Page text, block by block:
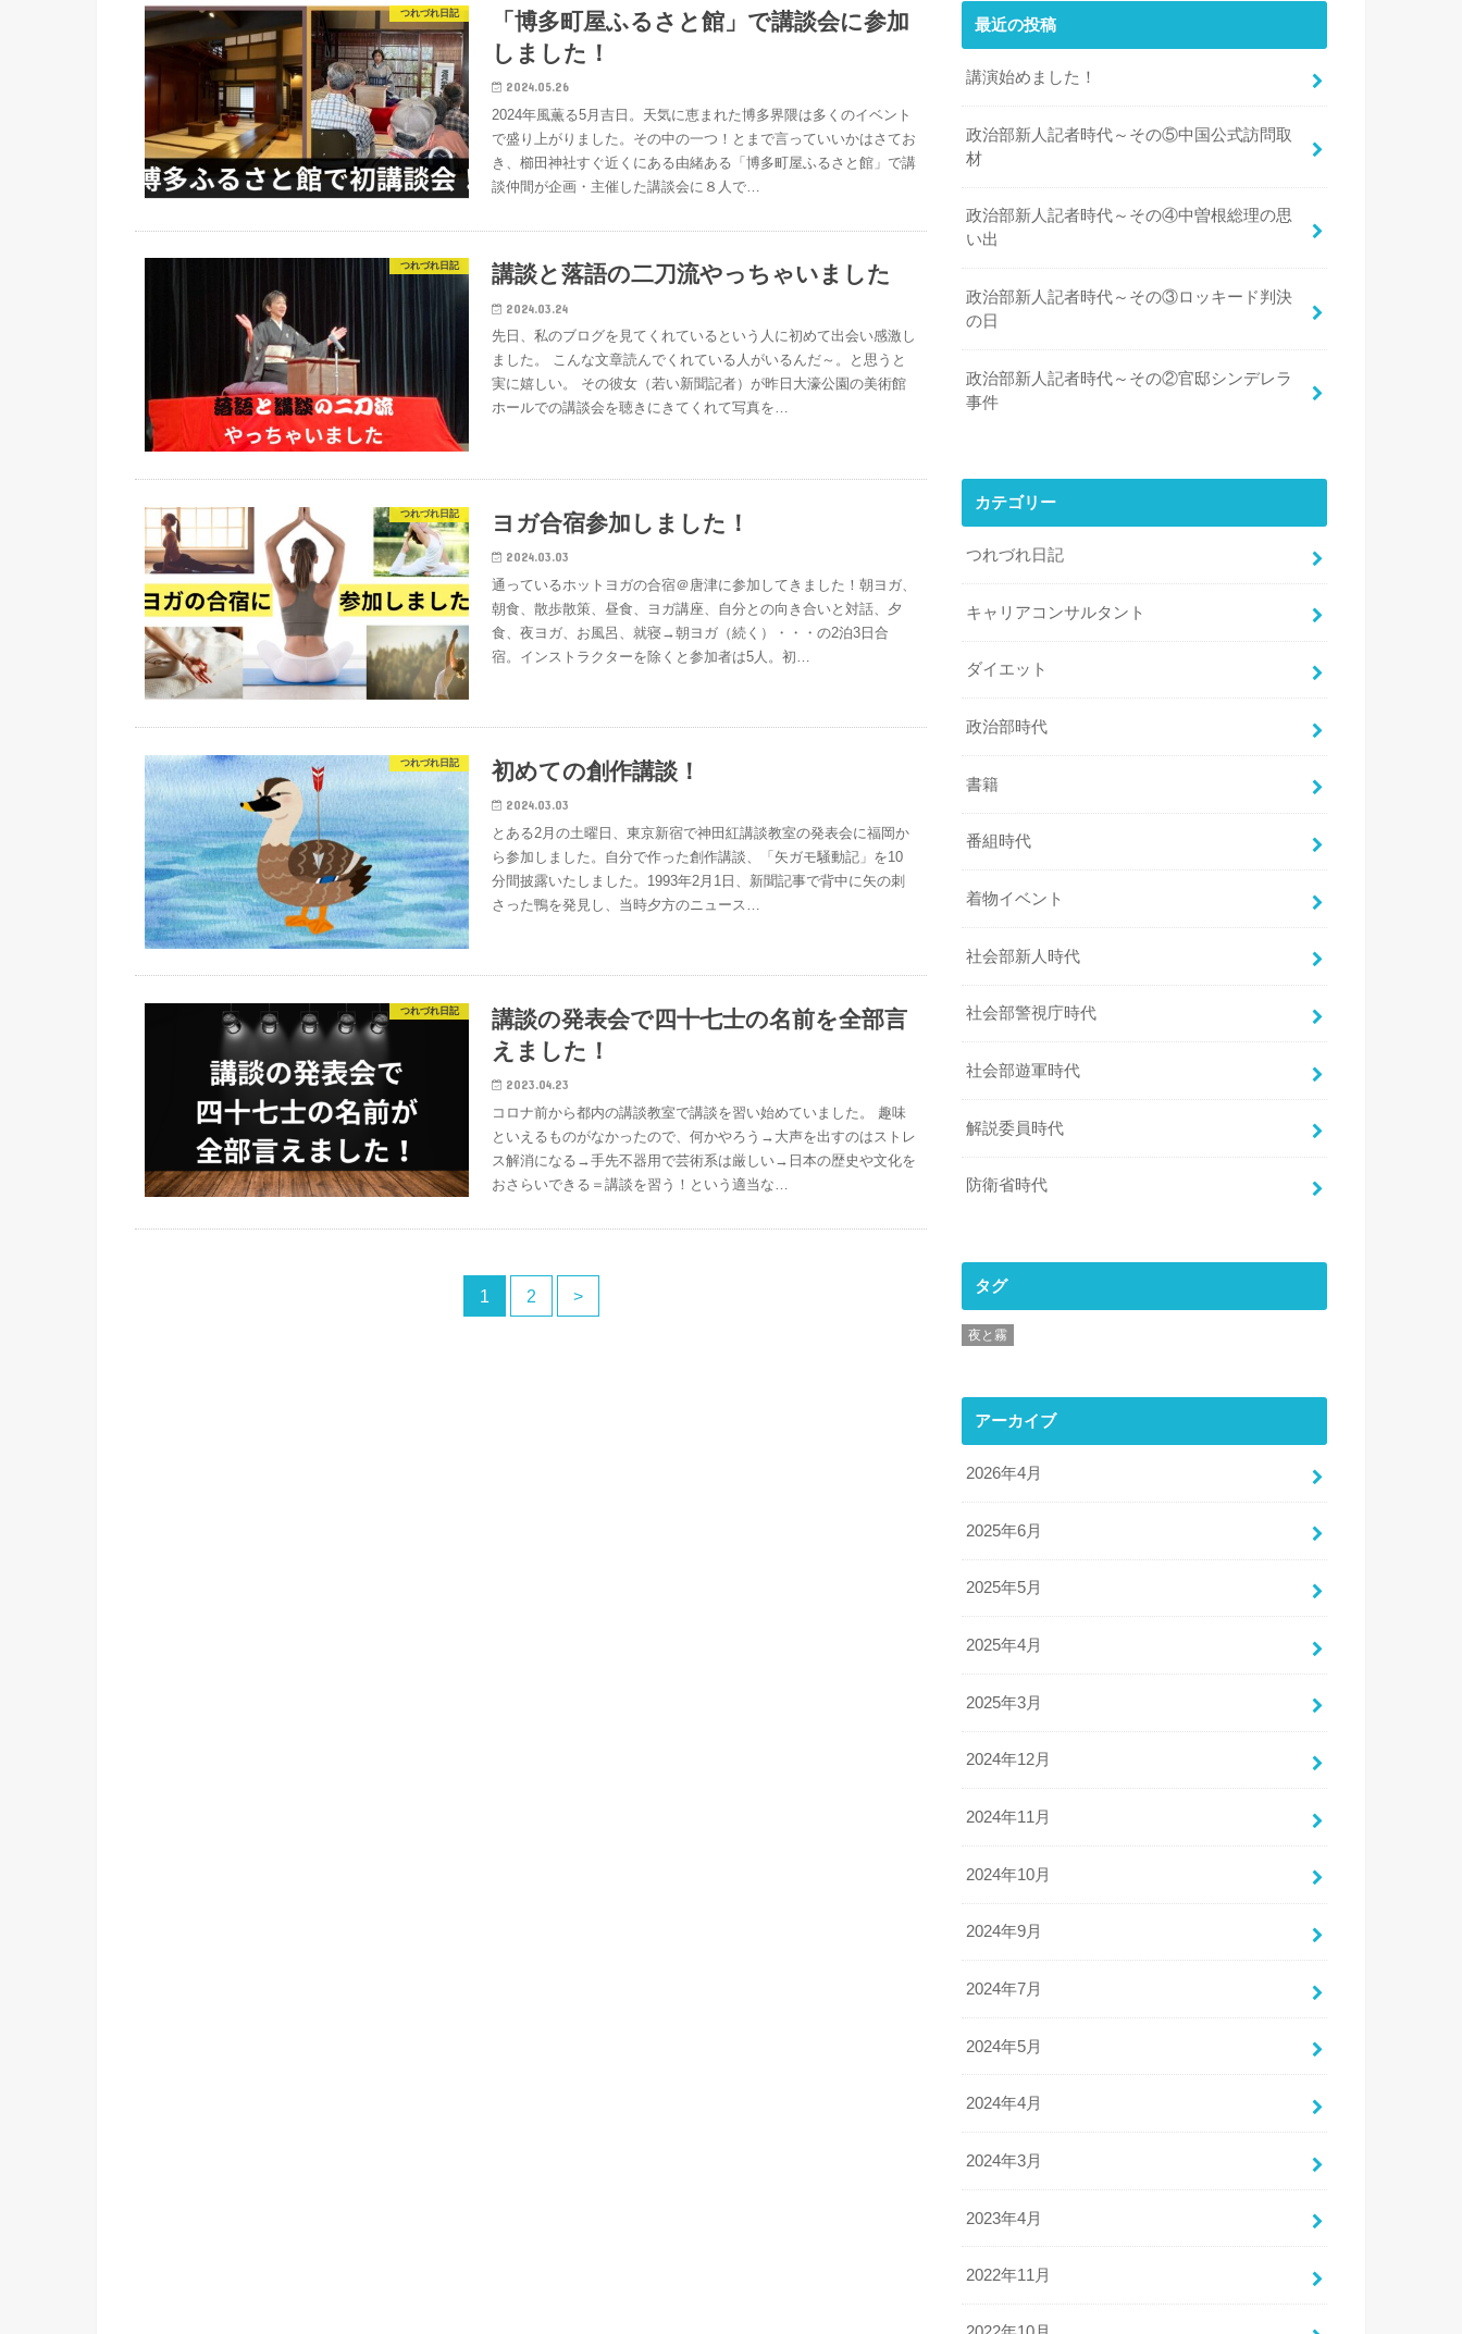
つれづれ日記
「博多町屋ふるさと館」で講談会に参加
しました！
2024.05.26
2024年風薫る5月吉日。天気に恵まれた博多界隈は多くのイベント
で盛り上がりました。その中の一つ！とまで言っていいかはさてお
き、櫛田神社すぐ近くにある由緒ある「博多町屋ふるさと館」で講
談仲間が企画・主催した講談会に８人で…
つれづれ日記 講談と落語の二刀流やっちゃいました
2024.03.24
先日、私のブログを見てくれているという人に初めて出会い感激し
ました。 こんな文章読んでくれている人がいるんだ～。と思うと
実に嬉しい。 その彼女（若い新聞記者）が昨日大濠公園の美術館
ホールでの講談会を聴きにきてくれて写真を…
つれづれ日記 ヨガ合宿参加しました！
2024.03.03
通っているホットヨガの合宿＠唐津に参加してきました！朝ヨガ、
朝食、散歩散策、昼食、ヨガ講座、自分との向き合いと対話、夕
食、夜ヨガ、お風呂、就寝→朝ヨガ（続く）・・・の2泊3日合
宿。インストラクターを除くと参加者は5人。初…
つれづれ日記 初めての創作講談！
2024.03.03
とある2月の土曜日、東京新宿で神田紅講談教室の発表会に福岡か
ら参加しました。自分で作った創作講談、「矢ガモ騒動記」を10
分間披露いたしました。1993年2月1日、新聞記事で背中に矢の刺
さった鴨を発見し、当時夕方のニュース…
つれづれ日記
講談の発表会で四十七士の名前を全部言
えました！
2023.04.23
コロナ前から都内の講談教室で講談を習い始めていました。 趣味
といえるものがなかったので、何かやろう→大声を出すのはストレ
ス解消になる→手先不器用で芸術系は厳しい→日本の歴史や文化を
おさらいできる＝講談を習う！という適当な…
1 2 >
最近の投稿
講演始めました！
政治部新人記者時代～その⑤中国公式訪問取
材
政治部新人記者時代～その④中曽根総理の思
い出
政治部新人記者時代～その③ロッキード判決
の日
政治部新人記者時代～その②官邸シンデレラ
事件
カテゴリー
つれづれ日記
キャリアコンサルタント
ダイエット
政治部時代
書籍
番組時代
着物イベント
社会部新人時代
社会部警視庁時代
社会部遊軍時代
解説委員時代
防衛省時代
タグ
夜と霧
アーカイブ
2026年4月
2025年6月
2025年5月
2025年4月
2025年3月
2024年12月
2024年11月
2024年10月
2024年9月
2024年7月
2024年5月
2024年4月
2024年3月
2023年4月
2022年11月